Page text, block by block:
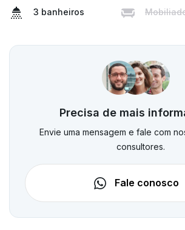
3 banheiros
Precisa de mais
Envie uma mensagem e fale com
consultores.
Fale conosco